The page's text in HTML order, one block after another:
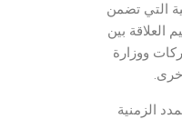
التي تضمن
العلاقة بين
ووزارة
الزمنية